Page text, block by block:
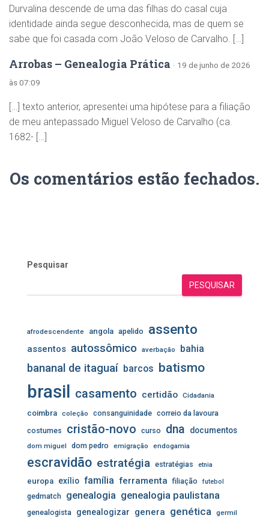
Durvalina descende de uma das filhas do casal cuja
identidade ainda segue desconhecida, mas de quem se
sabe que foi casada com João Veloso de Carvalho. […]
Arrobas – Genealogia Prática · 19 de junho de 2026
às 07:09
[…] texto anterior, apresentei uma hipótese para a filiação
de meu antepassado Miguel Veloso de Carvalho (ca.
1682- […]
Os comentários estão fechados.
Pesquisar
PESQUISAR
afrodescendente angola apelido assento
assentos autossômico averbação bahia
bananal de itaguaí barcos batismo
brasil casamento certidão Cidadania
coimbra coleção consanguinidade correio da lavoura
costumes
cristão-novo curso dna documentos
dom miguel dom pedro emigração endogamia
escravidão estratégia estratégias etnia
europa exílio família ferramenta filiação futebol
gedmatch genealogia genealogia paulistana
genealogista genealogizar genera genética germil